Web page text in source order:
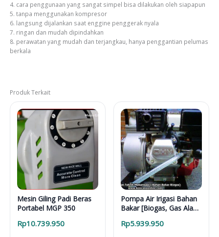
4. cara penggunaan yang sangat simpel bisa dilakukan oleh siapapun
5. tanpa menggunakan kompresor
6. langsung dijalankan saat enggine penggerak nyala
7. ringan dan mudah dipindahkan
8. perawatan yang mudah dan terjangkau, hanya penggantian pelumas
berkala
Produk Terkait
Mesin Giling Padi Beras
Portabel MGP 350
Rp10.739.950
Pompa Air Irigasi Bahan
Bakar [Biogas, Gas Alam,
Rp5.939.950